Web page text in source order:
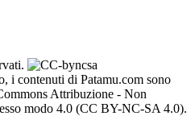
i contenuti di Patamu.com sono
Attribuzione - Non
modo 4.0 (CC BY-NC-SA 4.0).